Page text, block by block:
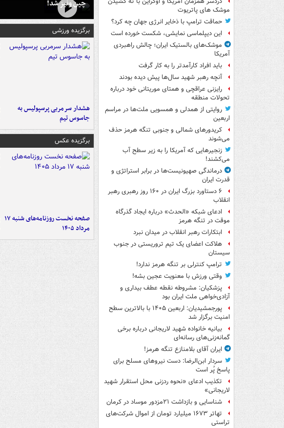
موشک های پاتریوت
حماقت ترامپ با ذخایر انرژی جهان چه کرد؟
این دیپلماسی نمایشی، شکست خورده است
موشک‌های بالستیک ایران؛ چالش راهبردی
آمریکا
باید افراد کارآمدتر را به کار گرفت
آنچه رهبر شهید سال‌ها پیش دیده بودند
رایزنی عراقچی و همتای موریتانی خود درباره
تحولات منطقه
روایتی از همدلی و همسویی ملت‌ها در مراسم
اربعین
کریدورهای شمالی و جنوبی تنگه هرمز حذف
می‌شوند
زنجیرهایی که آمریکا را به زیر سطح آب
می‌کشند!
درماندگی صهیونیست‌ها در برابر استراتژی و
قدرت ایران
۶ دستاورد بزرگ ایران در ۱۶۰ روز رهبری رهبر
انقلاب
ادعای شبکه «الحدث» درباره ایجاد گذرگاه
موقت در تنگه هرمز
ابتکارات رهبر انقلاب در میدان نبرد
هلاکت اعضای یک تیم تروریستی در جنوب
سیستان
ترامپ کنترلی بر تنگه هرمز ندارد!
وقتی ورزش با معنویت عجین بشه!
پزشکیان: مشروطه نقطه عطف بیداری و
آزادی‌خواهی ملت ایران بود
پورجمشیدیان: اربعین ۱۴۰۵ با بالاترین سطح
امنیت برگزار شد
بیانیه خانواده شهید لاریجانی درباره برخی
گمانه‌زنی‌های رسانه‌ای
ایران آقای بلامنازع تنگه هرمز!
سردار ابن‌الرضا: دست نیروهای مسلح برای
پاسخ پُر است
تکذیب ادعای «نحوه ردزنی محل استقرار شهید
لاریجانی»
شناسایی و بازداشت ۲۱مزدور موساد در کرمان
تهاتر ۱۶۷۳ میلیارد تومان از اموال شرکت‌های
تراستی
چین ونیز شد!
برگزیده ورزشی
هشدار سرمربی پرسپولیس به
جاسوس تیم
برگزیده عکس
صفحه نخست روزنامه‌های شنبه ۱۷
مرداد ۱۴۰۵